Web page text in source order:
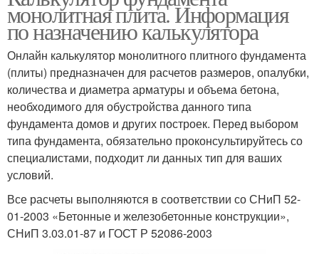
монолитная плита. Информация
по назначению калькулятора
Онлайн калькулятор монолитного плитного фундамента
(плиты) предназначен для расчетов размеров, опалубки,
количества и диаметра арматуры и объема бетона,
необходимого для обустройства данного типа
фундамента домов и других построек. Перед выбором
типа фундамента, обязательно проконсультируйтесь со
специалистами, подходит ли данных тип для ваших
условий.
Все расчеты выполняются в соответствии со СНиП 52-
01-2003 «Бетонные и железобетонные конструкции»,
СНиП 3.03.01-87 и ГОСТ Р 52086-2003